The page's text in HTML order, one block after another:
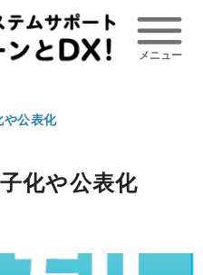
や公表化
化や公表化